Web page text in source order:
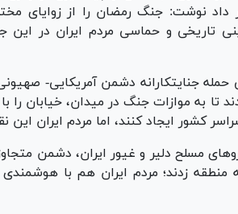
داد نوشت: جنگ رمضان را از زوایای
تاریخی و حماسی مردم ایران در این
جنایتکارانه دشمن آمریکایی-
تا به موازات جنگ در میدان، خیابان را
کشور ایجاد کنند، اما مردم ایران
مسلح دلیر و غیور ایران، دشمن
زدند؛ مردم ایران هم با